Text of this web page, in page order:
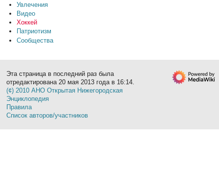
Увлечения
Видео
Хоккей
Патриотизм
Сообщества
Эта страница в последний раз была
отредактирована 20 мая 2013 года в 16:14.
(¢) 2010 АНО Открытая Нижегородская
Энциклопедия
Правила
Список авторов/участников